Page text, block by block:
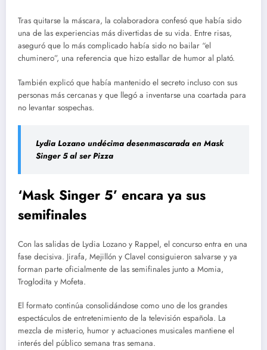
Tras quitarse la máscara, la colaboradora confesó que había sido
una de las experiencias más divertidas de su vida. Entre risas,
aseguró que lo más complicado había sido no bailar “el
chuminero”, una referencia que hizo estallar de humor al plató.
También explicó que había mantenido el secreto incluso con sus
personas más cercanas y que llegó a inventarse una coartada para
no levantar sospechas.
Lydia Lozano undécima desenmascarada en Mask
Singer 5 al ser Pizza
‘Mask Singer 5’ encara ya sus
semifinales
Con las salidas de Lydia Lozano y Rappel, el concurso entra en una
fase decisiva. Jirafa, Mejillón y Clavel consiguieron salvarse y ya
forman parte oficialmente de las semifinales junto a Momia,
Troglodita y Mofeta.
El formato continúa consolidándose como uno de los grandes
espectáculos de entretenimiento de la televisión española. La
mezcla de misterio, humor y actuaciones musicales mantiene el
interés del público semana tras semana.